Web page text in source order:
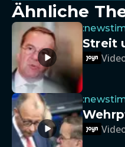
Ähnliche
Streit